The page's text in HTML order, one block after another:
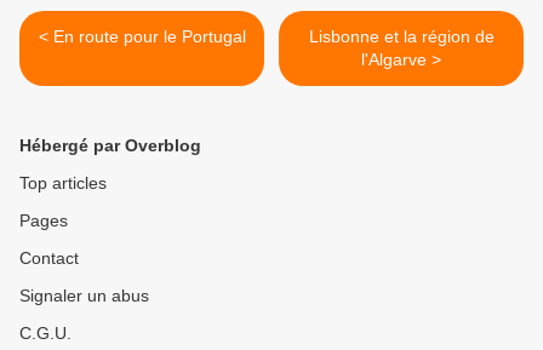
< En route pour le Portugal
Lisbonne et la région de
l'Algarve >
Hébergé par Overblog
Top articles
Pages
Contact
Signaler un abus
C.G.U.